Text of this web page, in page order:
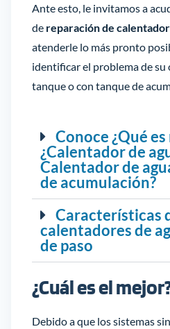
Ante esto, le invitamos a
de reparación de
atenderle lo más pronto
identificar el problema de su
tanque o con tanque de
Conoce ¿Qué
¿Calentador de
Calentador de
de acumulación?
Características
calentadores de
de paso
¿Cuál es el
Debido a que los sistemas